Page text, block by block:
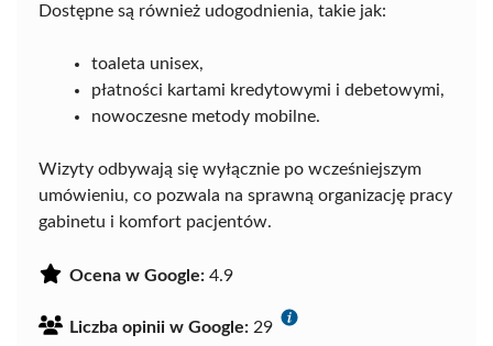
Dostępne są również udogodnienia, takie jak:
toaleta unisex,
płatności kartami kredytowymi i debetowymi,
nowoczesne metody mobilne.
Wizyty odbywają się wyłącznie po wcześniejszym
umówieniu, co pozwala na sprawną organizację pracy
gabinetu i komfort pacjentów.
Ocena w Google: 4.9
Liczba opinii w Google: 29